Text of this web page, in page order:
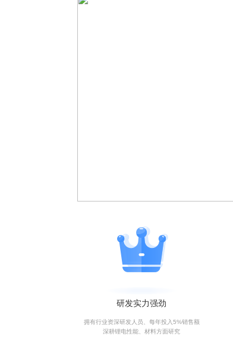
研发实力强劲
拥有行业资深研发人员、每年投入5%销售额
深耕锂电性能、材料方面研究